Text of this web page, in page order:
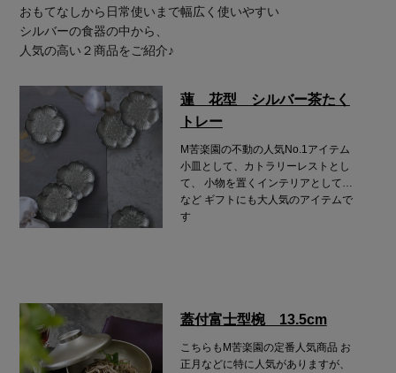
おもてなしから日常使いまで幅広く使いやすい
シルバーの食器の中から、
人気の高い２商品をご紹介♪
蓮 花型 シルバー茶たく
トレー
M苦楽園の不動の人気No.1アイテム
小皿として、カトラリーレストとし
て、 小物を置くインテリアとして…
など ギフトにも大人気のアイテムで
す
蓋付富士型椀 13.5cm
こちらもM苦楽園の定番人気商品 お
正月などに特に人気がありますが、